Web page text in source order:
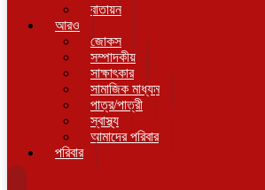
বাতায়ন
আরও
জোকস
সম্পাদকীয়
সাক্ষাৎকার
সামাজিক মাধ্যম
পাত্র/পাত্রী
স্বাস্থ্য
আমাদের পরিবার
পরিবার